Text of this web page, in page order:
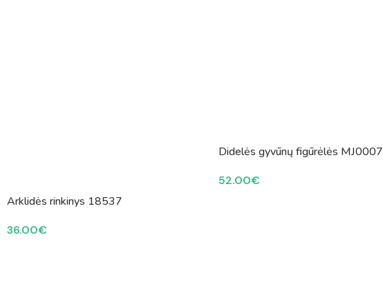
Arklidės rinkinys 18537
36.00€
Didelės gyvūnų figūrėlės MJ0007
52.00€